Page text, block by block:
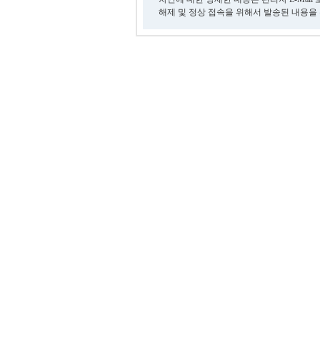
해제 및 정상 접속을 위해서 발송된 내용